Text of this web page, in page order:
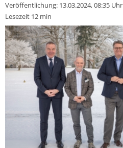
Veröffentlichung: 13.03.2024, 08:35 Uhr
Lesezeit 12 min